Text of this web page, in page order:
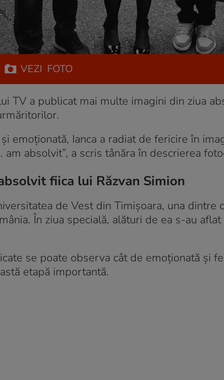
VEZI FOTO
TV a publicat mai multe imagini din ziua
emoționată, Ianca a radiat de fericire în
am absolvit”, a scris tânăra în descrierea
fiica lui Răzvan Simion
de Vest din Timișoara, una dintre
În ziua specială, alături de ea s-au
se poate observa cât de emoționată și
etapă importantă.